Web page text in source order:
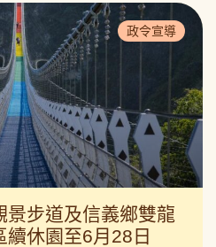
政令宣導
景步道及信義鄉雙龍
休園至6月28日